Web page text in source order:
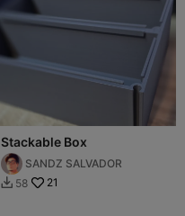
Stackable Box
SANDZ SALVADOR
 58 21